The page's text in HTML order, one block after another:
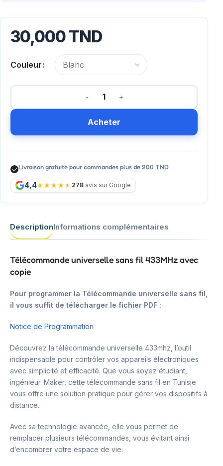
30,000TND
Couleur
Acheter
Livraison gratuite pour commandes plus de 200 TND
4,4 278 avis sur Google
DescriptionInformations complémentaires
Télécommande universelle sans fil 433MHz avec
copie
Pour programmer la Télécommande universelle sans fil,
il vous suffit de télécharger le fichier PDF :
Notice de Programmation
Découvrez la télécommande universelle 433mhz, l’outil
indispensable pour contrôler vos appareils électroniques
avec simplicité et efficacité. Que vous soyez étudiant,
ingénieur. Maker, cette télécommande sans fil en Tunisie
vous offre une solution pratique pour gérer vos dispositifs à
distance.
Avec sa technologie avancée, elle vous permet de
remplacer plusieurs télécommandes, vous évitant ainsi
d’encombrer votre espace de vie.